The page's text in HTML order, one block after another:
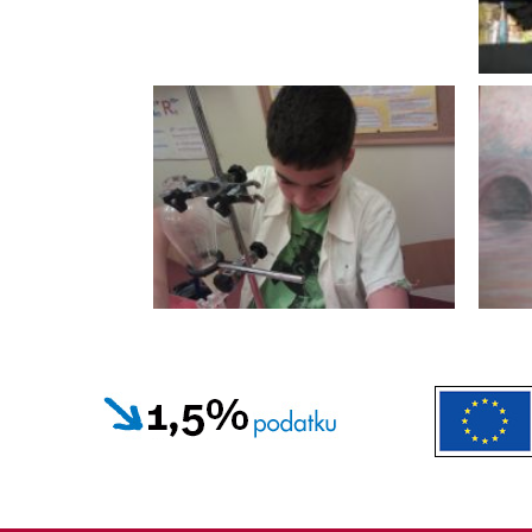
13.09.2012
12.06 Projekt społeczny
"Bracia mniejsi"